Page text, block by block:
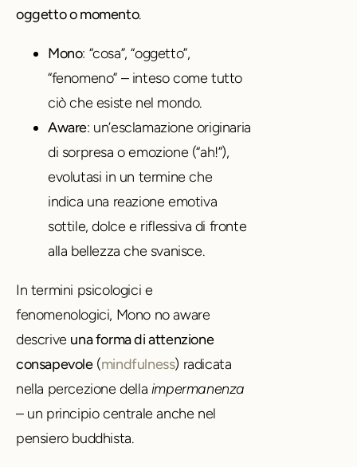
oggetto o momento.
Mono: “cosa”, “oggetto”,
“fenomeno” – inteso come tutto
ciò che esiste nel mondo.
Aware: un’esclamazione originaria
di sorpresa o emozione (“ah!”),
evolutasi in un termine che
indica una reazione emotiva
sottile, dolce e riflessiva di fronte
alla bellezza che svanisce.
In termini psicologici e
fenomenologici, Mono no aware
descrive una forma di attenzione
consapevole(mindfulness) radicata
nella percezione della impermanenza
– un principio centrale anche nel
pensiero buddhista.